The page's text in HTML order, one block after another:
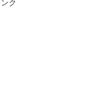
ク